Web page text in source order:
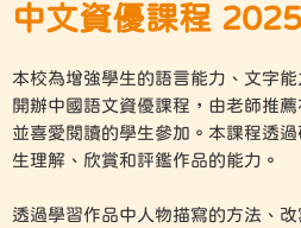
中文資優課程
本校為增強學生的語言能力、文字
開辦中國語文資優課程，由老師推
並喜愛閱讀的學生參加。本課程透
生理解、欣賞和評鑑作品的能力。
透過學習作品中人物描寫的方法、